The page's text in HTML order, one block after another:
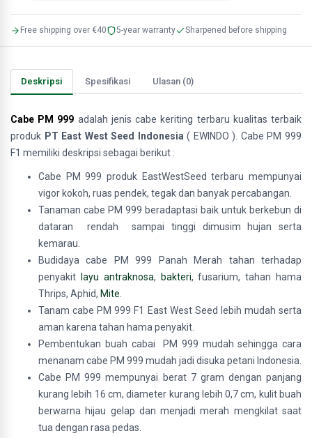
Free shipping over €40 5-year warranty Sharpened before shipping
Deskripsi Spesifikasi Ulasan (0)
Cabe PM 999 adalah jenis cabe keriting terbaru kualitas terbaik
produk PT East West Seed Indonesia( EWINDO ). Cabe PM 999
F1 memiliki deskripsi sebagai berikut :
Cabe PM 999 produk EastWestSeed terbaru mempunyai
vigor kokoh, ruas pendek, tegak dan banyak percabangan.
Tanaman cabe PM 999 beradaptasi baik untuk berkebun di
dataran rendah sampai tinggi dimusim hujan serta
kemarau.
Budidaya cabe PM 999 Panah Merah tahan terhadap
penyakit
layu antraknosa, bakteri, fusarium, tahan hama
Thrips, Aphid, Mite
Tanam cabe PM 999 F1 East West Seed lebih mudah serta
aman karena tahan hama penyakit.
Pembentukan buah cabai PM 999 mudah sehingga cara
menanam cabe PM 999 mudah jadi disuka petani Indonesia.
Cabe PM 999 mempunyai berat 7 gram dengan panjang
kurang lebih 16 cm, diameter kurang lebih 0,7 cm, kulit buah
berwarna hijau gelap dan menjadi merah mengkilat saat
tua dengan rasa pedas.